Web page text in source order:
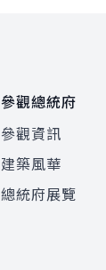
參觀總統府
參觀資訊
建築風華
總統府展覽